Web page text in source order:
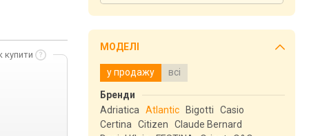
купити
МОДЕЛІ
у продажу всі
Бренди
Adriatica
Atlantic Bigotti
Casio
Certina
Citizen
Claude Bernard